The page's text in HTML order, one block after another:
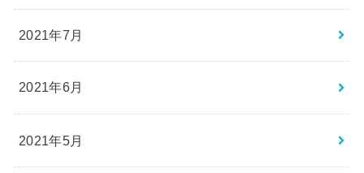
2021年7月
2021年6月
2021年5月